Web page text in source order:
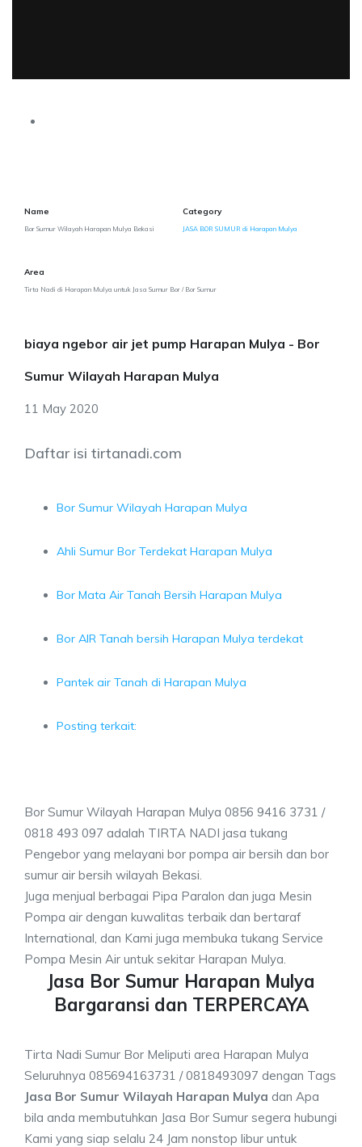
Name
Bor Sumur Wilayah Harapan Mulya Bekasi
Category
JASA BOR SUMUR di Harapan Mulya
Area
Tirta Nadi di Harapan Mulya untuk Jasa Sumur Bor / Bor Sumur
biaya ngebor air jet pump Harapan Mulya - Bor
Sumur Wilayah Harapan Mulya
11 May 2020
Daftar isi tirtanadi.com
Bor Sumur Wilayah Harapan Mulya
Ahli Sumur Bor Terdekat Harapan Mulya
Bor Mata Air Tanah Bersih Harapan Mulya
Bor AIR Tanah bersih Harapan Mulya terdekat
Pantek air Tanah di Harapan Mulya
Posting terkait:
Bor Sumur Wilayah Harapan Mulya 0856 9416 3731 /
0818 493 097 adalah TIRTA NADI jasa tukang
Pengebor yang melayani bor pompa air bersih dan bor
sumur air bersih wilayah Bekasi.
Juga menjual berbagai Pipa Paralon dan juga Mesin
Pompa air dengan kuwalitas terbaik dan bertaraf
International, dan Kami juga membuka tukang Service
Pompa Mesin Air untuk sekitar Harapan Mulya.
Jasa Bor Sumur Harapan Mulya
Bargaransi dan TERPERCAYA
Tirta Nadi Sumur Bor Meliputi area Harapan Mulya
Seluruhnya 085694163731 / 0818493097 dengan Tags
Jasa Bor Sumur Wilayah Harapan Mulya dan Apa
bila anda membutuhkan Jasa Bor Sumur segera hubungi
Kami yang siap selalu 24 Jam nonstop libur untuk